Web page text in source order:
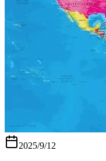
2025/9/12